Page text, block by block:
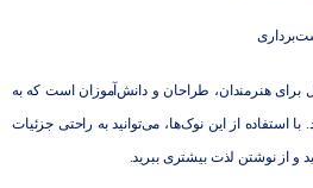
برای هنرمندان، طراحان و دانش‌آموزان است که به
با استفاده از این نوک‌ها، می‌توانید به راحتی جزئیات
و از نوشتن لذت بیشتری ببرید.